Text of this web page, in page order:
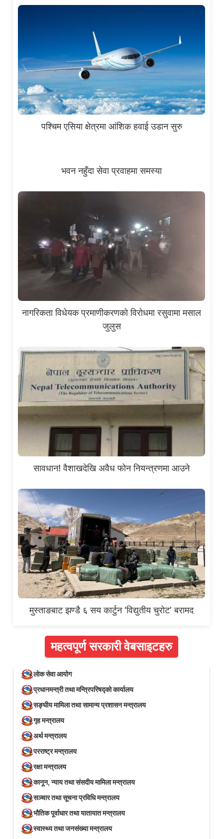
पश्चिम एसिया क्षेत्रमा आंशिक हवाई उडान सुरु
भवन नहुँदा सेवा प्रवाहमा समस्या
नागरिकता विधेयक प्रमाणीकरणको विरोधमा रसुवामा मसाल
जुलुस
सावधान! वैशाखदेखि अवैध फोन नियन्त्रणमा आउने
मुस्ताङबाट झण्डै ६ सय कार्टुन ‘विद्युतीय चुरोट’ बरामद
महत्वपूर्ण सरकारी वेबसाइटहरु
लोक सेवा आयोग
प्रधानमन्त्री तथा मन्त्रिपरिषद्को कार्यालय
सङ्घीय मामिला तथा सामान्य प्रशासन मन्त्रालय
गृह मन्त्रालय
अर्थ मन्त्रालय
परराष्ट्र मन्त्रालय
रक्षा मन्त्रालय
कानून, न्याय तथा संसदीय मामिला मन्त्रालय
सञ्‍चार तथा सूचना प्रविधि मन्त्रालय
भौतिक पूर्वाधार तथा यातायात मन्त्रालय
स्वास्थ्य तथा जनसंख्या मन्त्रालय